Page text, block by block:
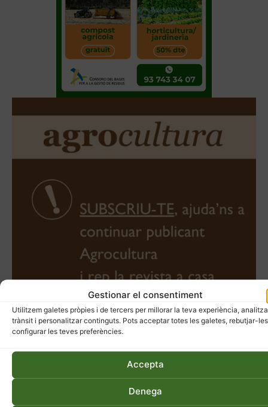
Gestionar el consentiment
Utilitzem galetes pròpies i de tercers per millorar la teva experiència,
trànsit i personalitzar continguts. Pots acceptar totes les galetes, rebutjar-
configurar les teves preferències.
Accepta
Denega